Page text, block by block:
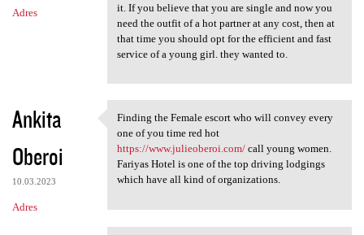
Adres
it. If you believe that you are single and now you
need the outfit of a hot partner at any cost, then at
that time you should opt for the efficient and fast
service of a young girl. they wanted to.
Ankita
Oberoi
10.03.2023
Adres
Finding the Female escort who
Finding the Female escort who will convey every
one of you time red hot
https://www.julieoberoi.com/call young women.
Fariyas Hotel is one of the top driving lodgings
which have all kind of organizations.